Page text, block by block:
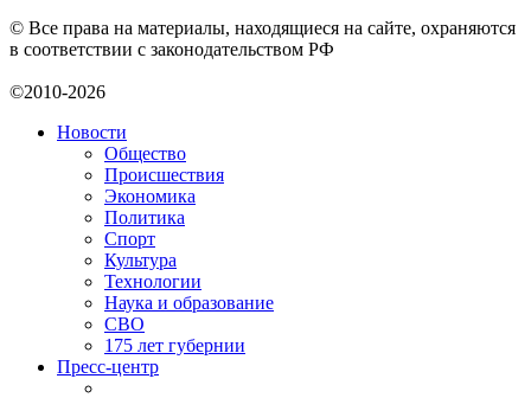
© Все права на материалы, находящиеся на сайте, охраняются
в соответствии с законодательством РФ
©2010-2026
Новости
Общество
Происшествия
Экономика
Политика
Спорт
Культура
Технологии
Наука и образование
СВО
175 лет губернии
Пресс-центр